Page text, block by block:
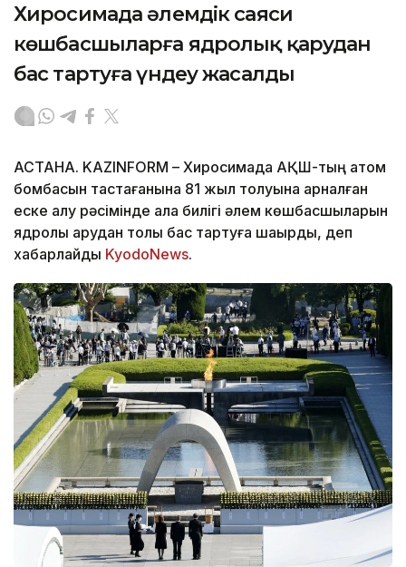
Хиросимада әлемдік саяси
көшбасшыларға ядролық қарудан
бас тартуға үндеу жасалды
АСТАНА. KAZINFORM – Хиросимада АҚШ-тың атом
бомбасын тастағанына 81 жыл толуына арналған
еске алу рәсімінде қала билігі әлем көшбасшыларын
ядролық қарудан толық бас тартуға шақырды, деп
хабарлайды KyodoNews.